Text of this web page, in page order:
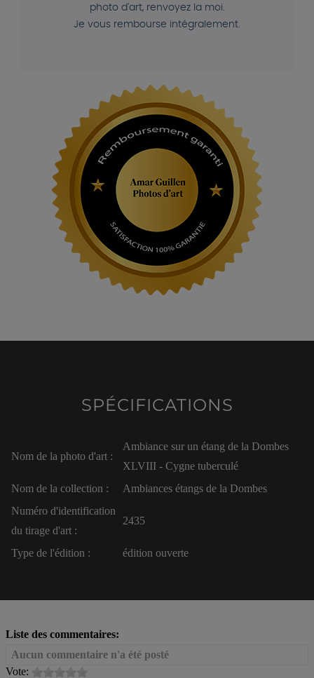
photo d'art, renvoyez la moi.
Je vous rembourse intégralement.
SPÉCIFICATIONS
Nom de la photo d'art :
Ambiance sur un étang de la Dombes
XLVIII - Cygne tuberculé
Nom de la collection :
Ambiances étangs de la Dombes
Numéro d'identification
du tirage d'art :
2435
Type de l'édition : édition ouverte
Liste des commentaires:
Aucun commentaire n'a été posté
Vote: